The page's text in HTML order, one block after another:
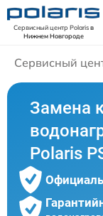
Сервисный центр Polarisв
Нижнем Новгороде
Сервисный
Замена
Polaris